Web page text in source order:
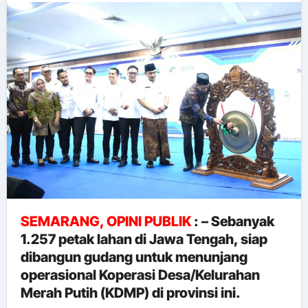
SEMARANG, OPINI PUBLIK: – Sebanyak
1.257 petak lahan di Jawa Tengah, siap
dibangun gudang untuk menunjang
operasional Koperasi Desa/Kelurahan
Merah Putih (KDMP) di provinsi ini.